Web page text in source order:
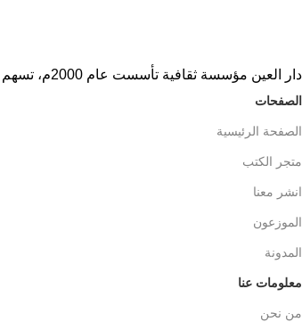
دار العين مؤسسة ثقافية تأسست عام 2000م، تسهم في تهيئة الإنسان ثقافيًا
الصفحات
الصفحة الرئيسية
متجر الكتب
انشر معنا
الموزعون
المدونة
معلومات عنا
من نحن